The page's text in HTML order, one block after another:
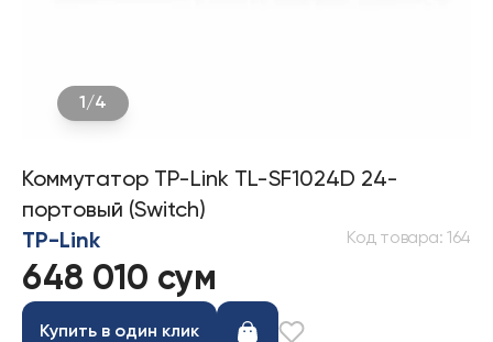
1 /4
Коммутатор TP-Link TL-SF1024D 24-
портовый (Switch)
TP-Link
Код товара:164
648 010 сум
Купить в один клик